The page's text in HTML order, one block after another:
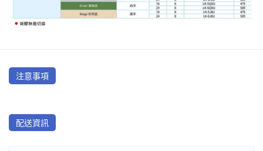
注意事項
配送資訊